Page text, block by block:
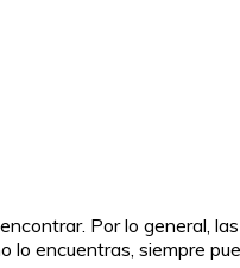
Por lo general,
encuentras, siempre